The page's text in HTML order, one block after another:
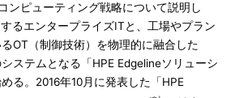
ンピューティング戦略について説明し
るエンタープライズITと、工場やプラン
OT（制御技術）を物理的に融合した
システムとなる「HPE Edgelineソリューシ
る。2016年10月に発表した「HPE